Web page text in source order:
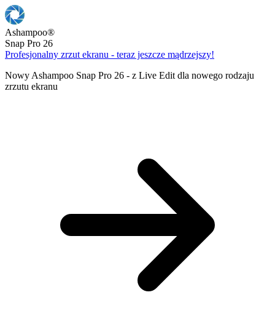
Ashampoo®
Snap Pro 26
Profesjonalny zrzut ekranu - teraz jeszcze mądrzejszy!
Nowy Ashampoo Snap Pro 26 - z Live Edit dla nowego rodzaju
zrzutu ekranu